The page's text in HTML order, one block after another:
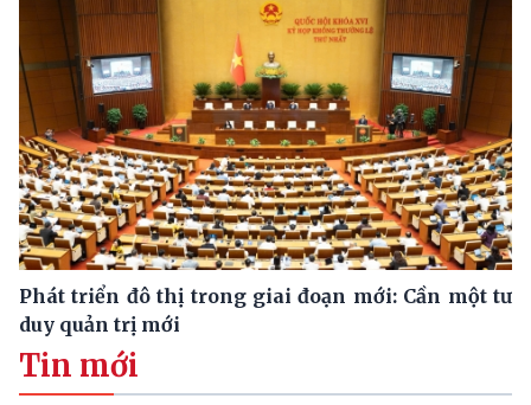
Phát triển đô thị trong giai đoạn mới: Cần một tư
duy quản trị mới
Tin mới